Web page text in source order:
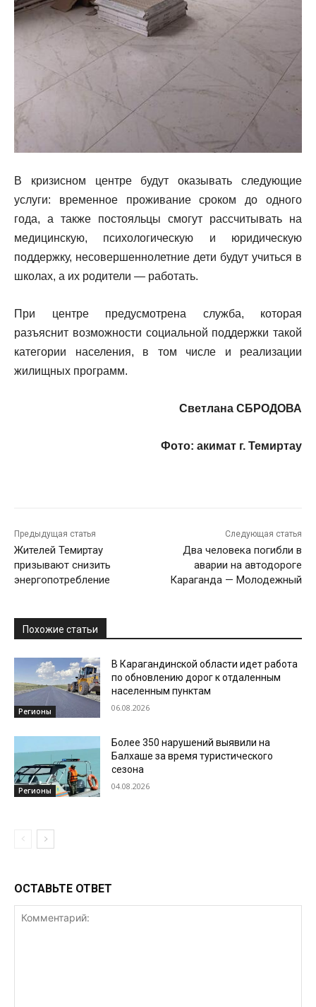
В кризисном центре будут оказывать следующие
услуги: временное проживание сроком до одного
года, а также постояльцы смогут рассчитывать на
медицинскую, психологическую и юридическую
поддержку, несовершеннолетние дети будут учиться в
школах, а их родители — работать.
При центре предусмотрена служба, которая
разъяснит возможности социальной поддержки такой
категории населения, в том числе и реализации
жилищных программ.
Светлана СБРОДОВА
Фото: акимат г. Темиртау
Предыдущая статья
Жителей Темиртау
призывают снизить
энергопотребление
Следующая статья
Два человека погибли в
аварии на автодороге
Караганда — Молодежный
Похожие статьи
Регионы
В Карагандинской области идет работа
по обновлению дорог к отдаленным
населенным пунктам
06.08.2026
Регионы
Более 350 нарушений выявили на
Балхаше за время туристического
сезона
04.08.2026
ОСТАВЬТЕ ОТВЕТ